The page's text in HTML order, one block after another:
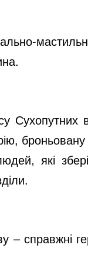
броньовану
які
– справжні